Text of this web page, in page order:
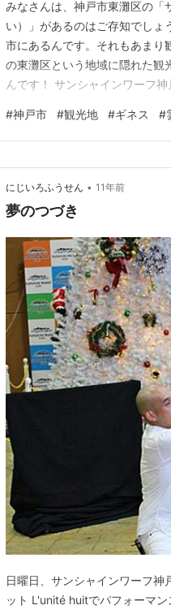
みなさんは、神戸市東灘区の「
い）」があるのはご存知でしょ
市にあるんです。それもあまり
の東灘区という地域に隠れた観
んです！ サンシャインワーフ
ョッピング施設に生まれ変わり
ヒーローショーなどを積極的
#神戸市 #観光地 #ギネス #
にじいろふうせん • 11年前
夢のつづき
日曜日、サンシャインワーフ神
ット L'unité huitでパフォーマ